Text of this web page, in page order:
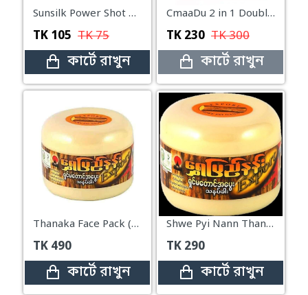
Sunsilk Power Shot Treatment For Hair Pack Strong Lengths Pack 20ml
TK 105 TK75
কার্টে রাখুন
CmaaDu 2 in 1 Double Modify Highlighter Make Up Powder Blusher Palette-03
TK 230 TK300
কার্টে রাখুন
Thanaka Face Pack (Shwe Pyi Nann Thanakha) – 140g
TK 490
কার্টে রাখুন
Shwe Pyi Nann Thanaka Face Pack – 50g
TK 290
কার্টে রাখুন